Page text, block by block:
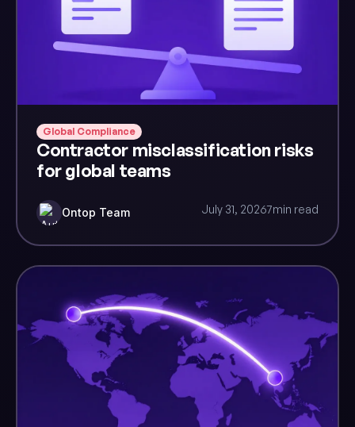
Global Compliance
Contractor misclassification risks
for global teams
Ontop Team July 31, 20267min read